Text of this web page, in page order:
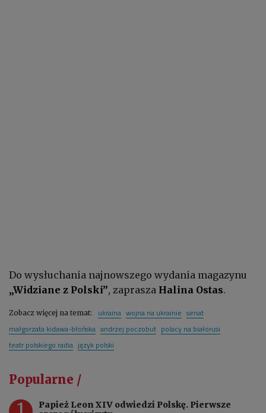
Do wysłuchania najnowszego wydania magazynu
„Widziane z Polski”, zaprasza Halina Ostas.
Zobacz więcej na temat: ukraina wojna na ukrainie senat
małgorzata kidawa-błońska andrzej poczobut polacy na białorusi
teatr polskiego radia język polski
Popularne /
Papież Leon XIV odwiedzi Polskę. Pierwsze